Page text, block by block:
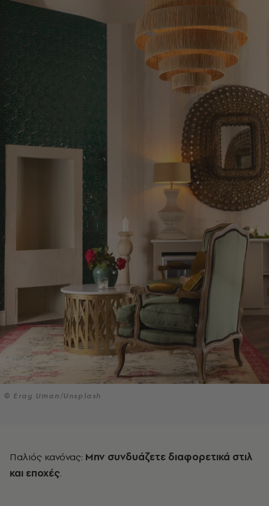
© Eray Uman/Unsplash
Παλιός κανόνας: Μην συνδυάζετε διαφορετικά στιλ
και εποχές.